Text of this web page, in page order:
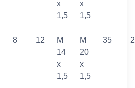
x
1,5
x
1,5
8 12
M
14
x
1,5
M
20
x
1,5
35